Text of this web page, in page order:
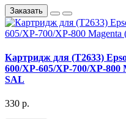
Заказать
Картридж для (T2633)
600/XP-605/XP-700/XP-
SAL
330 р.